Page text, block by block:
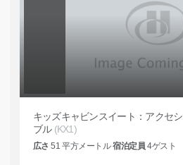
キッズキャビンスイート：アクセシ
ブル (KX1)
広さ 51 平方メートル宿泊定員 4ゲスト